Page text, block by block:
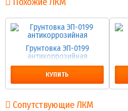
Грунтовка ЭП-0199
антикоррозийная
КУПИТЬ
Сопутствующие ЛКМ